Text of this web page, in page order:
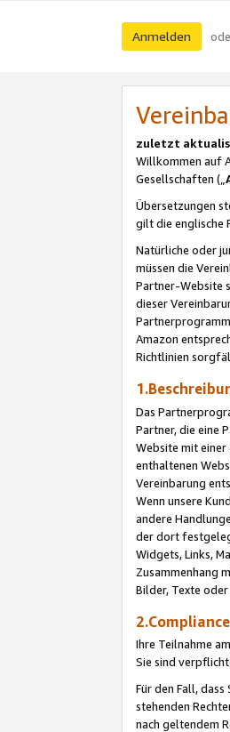
Anmelden
zuletzt
Willkommen auf
Gesellschaften („
Übersetzungen
gilt die englische
Natürliche oder
müssen die
Partner-Website
dieser
Amazon
Richtlinien
Das
Partner, die eine
Website mit einer
enthaltenen
Vereinbarung
Wenn unsere
andere
der dort
Widgets, Links,
Zusammenhang
Bilder, Texte
Ihre Teilnahme
Sie sind
Für den Fall,
stehenden
nach geltendem